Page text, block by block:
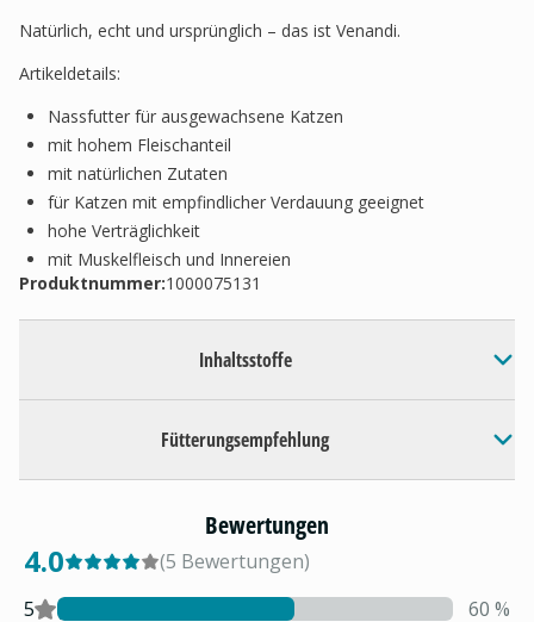
Natürlich, echt und ursprünglich – das ist Venandi.
Artikeldetails:
Nassfutter für ausgewachsene Katzen
mit hohem Fleischanteil
mit natürlichen Zutaten
für Katzen mit empfindlicher Verdauung geeignet
hohe Verträglichkeit
mit Muskelfleisch und Innereien
Produktnummer:1000075131
Inhaltsstoffe
Fütterungsempfehlung
Bewertungen
4.0 (5 Bewertungen)
5
60 %